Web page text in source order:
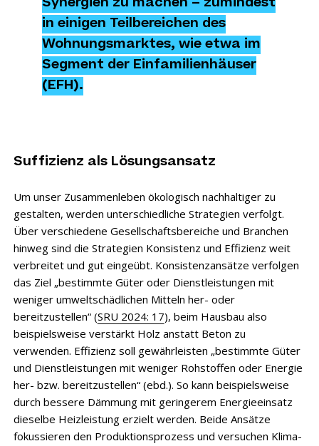
Synergien zu machen – zumindest
in einigen Teilbereichen des
Wohnungsmarktes, wie etwa im
Segment der Einfamilienhäuser
(EFH).
Suffizienz als Lösungsansatz
Um unser Zusammenleben ökologisch nachhaltiger zu
gestalten, werden unterschiedliche Strategien verfolgt.
Über verschiedene Gesellschaftsbereiche und Branchen
hinweg sind die Strategien Konsistenz und Effizienz weit
verbreitet und gut eingeübt. Konsistenzansätze verfolgen
das Ziel „bestimmte Güter oder Dienstleistungen mit
weniger umweltschädlichen Mitteln her- oder
bereitzustellen“ (SRU 2024: 17), beim Hausbau also
beispielsweise verstärkt Holz anstatt Beton zu
verwenden. Effizienz soll gewährleisten „bestimmte Güter
und Dienstleistungen mit weniger Rohstoffen oder Energie
her- bzw. bereitzustellen“ (ebd.). So kann beispielsweise
durch bessere Dämmung mit geringerem Energieeinsatz
dieselbe Heizleistung erzielt werden. Beide Ansätze
fokussieren den Produktionsprozess und versuchen Klima-